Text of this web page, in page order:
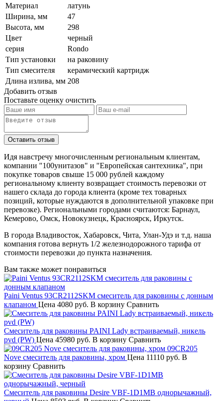
Материал
латунь
Ширина, мм
47
Высота, мм
298
Цвет
черный
серия
Rondo
Тип установки
на раковину
Тип смесителя
керамический картридж
Длина излива, мм 208
Добавить отзыв
Поставьте оценку очистить
Идя навстречу многочисленным региональным клиентам,
компании "100унитазов" и "Европейская сантехника", при
покупке товаров свыше 15 000 рублей каждому
региональному клиенту возвращает стоимость перевозки от
нашего склада до города клиента (кроме тех товарных
позиций, которые нуждаются в дополнительной упаковке при
перевозке). Региональными городами считаются: Барнаул,
Кемерово, Омск, Новокузнецк, Красноярск, Иркутск.
В города Владивосток, Хабаровск, Чита, Улан-Удэ и т.д. наша
компания готова вернуть 1/2 железнодорожного тарифа от
стоимости перевозки до пункта назначения.
Вам также может понравиться
Paini Ventus 93CR2112SKM смеситель для раковины с донным
клапаном Цена 4080 руб. В корзину Сравнить
Смеситель для раковины PAINI Lady встраиваемый, никель
pvd (PW) Цена 45980 руб. В корзину Сравнить
09CR205
Nove смеситель для раковины, хром Цена 11110 руб. В
корзину Сравнить
Смеситель для раковины Desire VBF-1D1MB однорычажный,